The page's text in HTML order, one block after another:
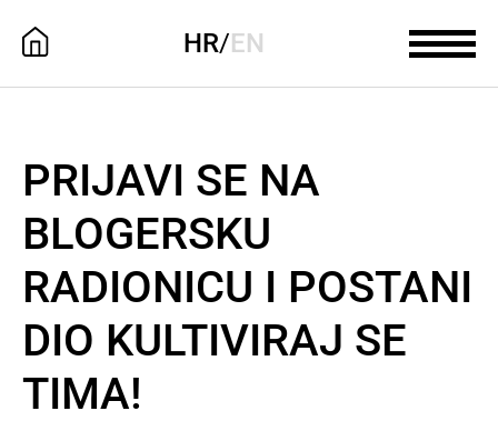
HR/EN
PRIJAVI SE NA
BLOGERSKU
RADIONICU I POSTANI
DIO KULTIVIRAJ SE
TIMA!